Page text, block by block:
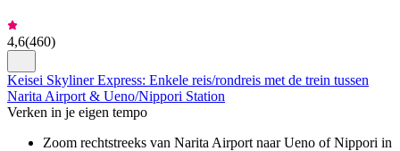
4,6(460)
Keisei Skyliner Express: Enkele reis/rondreis met de trein tussen
Narita Airport & Ueno/Nippori Station
Verken in je eigen tempo
Zoom rechtstreeks van Narita Airport naar Ueno of Nippori in